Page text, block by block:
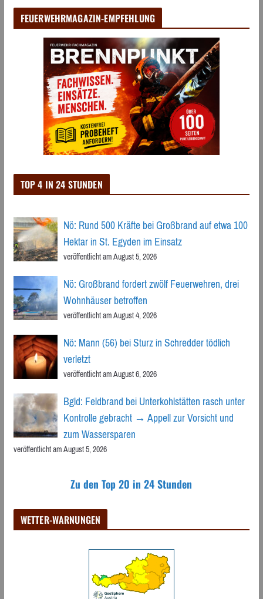
FEUERWEHRMAGAZIN-EMPFEHLUNG
TOP 4 IN 24 STUNDEN
Nö: Rund 500 Kräfte bei Großbrand auf etwa 100
Hektar in St. Egyden im Einsatz
veröffentlicht am August 5, 2026
Nö: Großbrand fordert zwölf Feuerwehren, drei
Wohnhäuser betroffen
veröffentlicht am August 4, 2026
Nö: Mann (56) bei Sturz in Schredder tödlich
verletzt
veröffentlicht am August 6, 2026
Bgld: Feldbrand bei Unterkohlstätten rasch unter
Kontrolle gebracht → Appell zur Vorsicht und
zum Wassersparen
veröffentlicht am August 5, 2026
Zu den Top 20 in 24 Stunden
WETTER-WARNUNGEN